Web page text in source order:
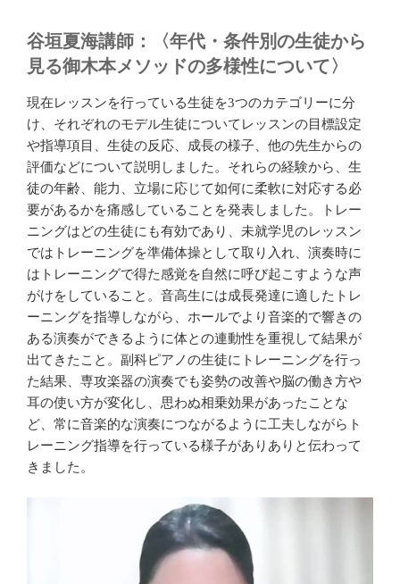
谷垣夏海講師：〈年代・条件別の生徒から
見る御木本メソッドの多様性について〉
現在レッスンを行っている生徒を3つのカテゴリーに分
け、それぞれのモデル生徒についてレッスンの目標設定
や指導項目、生徒の反応、成長の様子、他の先生からの
評価などについて説明しました。それらの経験から、生
徒の年齢、能力、立場に応じて如何に柔軟に対応する必
要があるかを痛感していることを発表しました。トレー
ニングはどの生徒にも有効であり、未就学児のレッスン
ではトレーニングを準備体操として取り入れ、演奏時に
はトレーニングで得た感覚を自然に呼び起こすような声
がけをしていること。音高生には成長発達に適したトレ
ーニングを指導しながら、ホールでより音楽的で響きの
ある演奏ができるように体との連動性を重視して結果が
出てきたこと。副科ピアノの生徒にトレーニングを行っ
た結果、専攻楽器の演奏でも姿勢の改善や脳の働き方や
耳の使い方が変化し、思わぬ相乗効果があったことな
ど、常に音楽的な演奏につながるように工夫しながらト
レーニング指導を行っている様子がありありと伝わって
きました。